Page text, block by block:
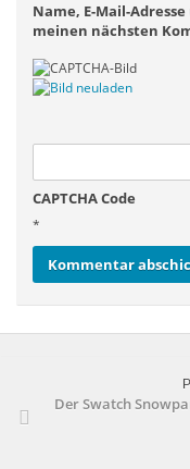
Name, E-Mail-
meinen nächsten
CAPTCHA Code
*
Der Swatch